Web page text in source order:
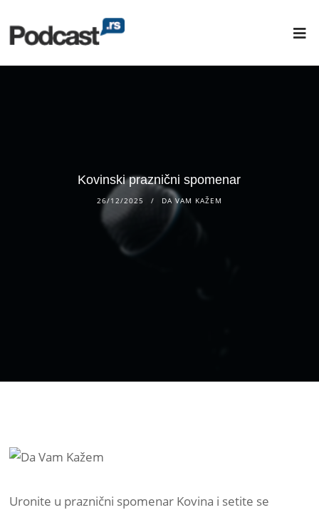
Kovinski praznični spomenar
26/12/2025 DA VAM KAŽEM
Uronite u praznični spomenar Kovina i setite se